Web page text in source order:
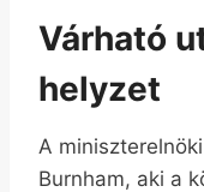
Várható
helyzet
A
Burnham, aki a